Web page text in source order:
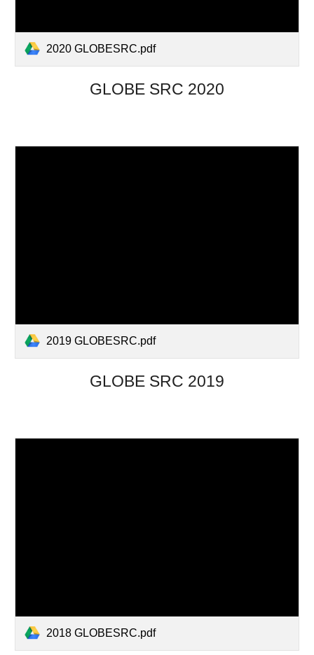
2020 GLOBESRC.pdf
GLOBE SRC 2020
2019 GLOBESRC.pdf
GLOBE SRC 2019
2018 GLOBESRC.pdf